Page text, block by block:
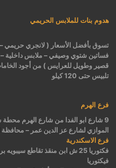
هدوم بنات للملابس الحريمي
تسوق بأفضل الأسعار ( لانجري حريمي –
فساتين شتوي وصيفي – ملابس داخلية
قصير وطويل للعرايس ) من أجود
تلبيس حتى 120 كيلو
فرع الهرم
9 شارع ابو الفدا من شارع الهرم
الموازي لشارع عز الدين عمر – محافظة
فرع الاسكندرية
فكتوريا 25 ش ابن منقذ تقاطع
فيكتوريا